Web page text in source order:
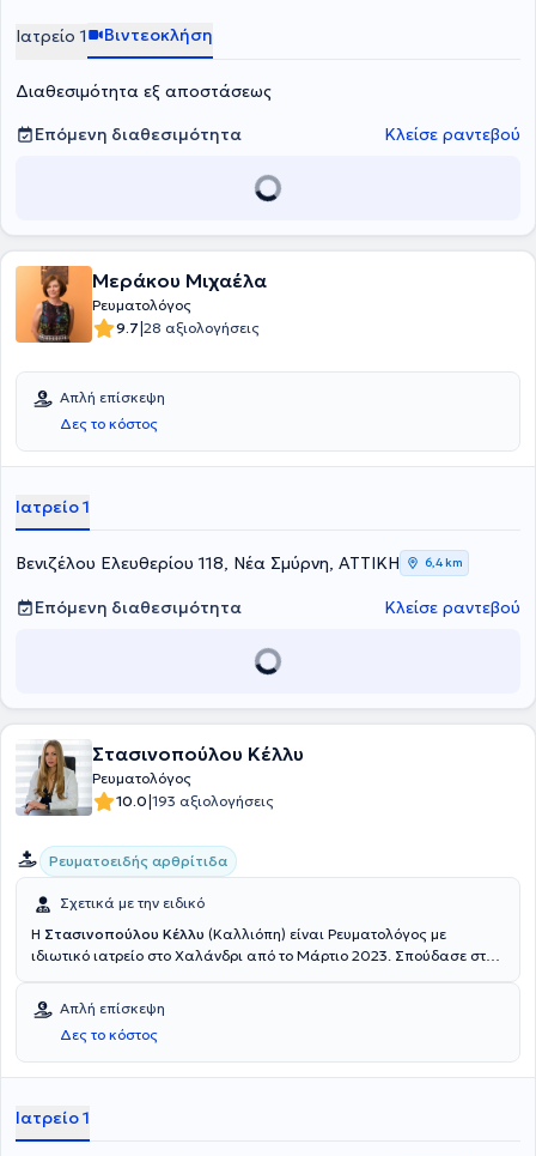
Ελληνικής Ρευματολογικής Εταιρείας.
Ιατρείο 1 Βιντεοκλήση
Διαθεσιμότητα εξ αποστάσεως
Επόμενη διαθεσιμότητα
Κλείσε ραντεβού
Μεράκου Μιχαέλα
Ρευματολόγος
9.7|28 αξιολογήσεις
Απλή επίσκεψη
Δες το κόστος
Ιατρείο 1
Βενιζέλου Ελευθερίου 118, Νέα Σμύρνη, ΑΤΤΙΚΗ 6,4 km
Επόμενη διαθεσιμότητα Κλείσε ραντεβού
Στασινοπούλου Κέλλυ
Ρευματολόγος
10.0|193 αξιολογήσεις
Ρευματοειδής αρθρίτιδα
Σχετικά με την ειδικό
Η Στασινοπούλου Κέλλυ (Καλλιόπη) είναι Ρευματολόγος με
ιδιωτικό ιατρείο στο Χαλάνδρι από το Μάρτιο 2023. Σπούδασε στην
Αθηνών και ειδικεύτηκε στη Σουηδία. Συγκεκριμένα, ήταν
ειδικευόμενη της Ρευματολογικής κλινικής του ΝU-Sjukvården,
Uddevalla Hospital και του Sahlgrenksa University Hospital, στο
οποίο μέχρι πρόσφατα διατελούσε χρέη Επιμελήτριας. Τέλος,
Απλή επίσκεψη
Δες το κόστος
Ιατρείο 1